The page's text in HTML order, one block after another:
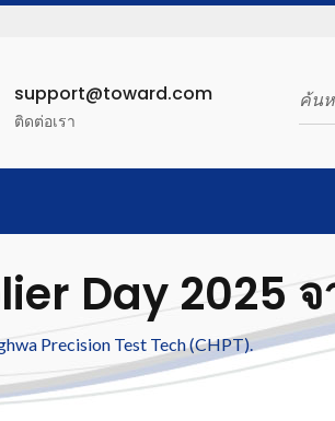
support@toward.com
ติดต่อเรา
Day 2025 จ
Precision Test Tech (CHPT).